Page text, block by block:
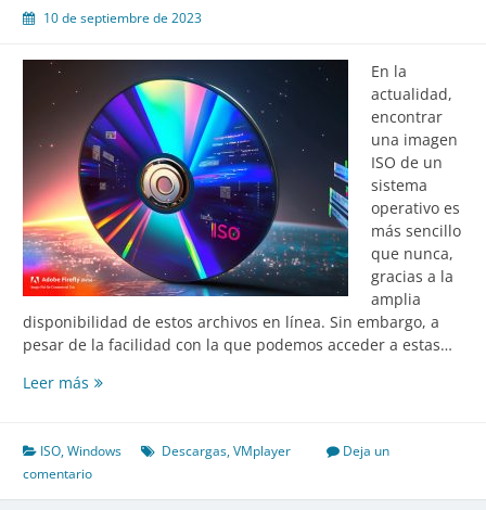
10 de septiembre de 2023
En la
actualidad,
encontrar
una imagen
ISO de un
sistema
operativo es
más sencillo
que nunca,
gracias a la
amplia
disponibilidad de estos archivos en línea. Sin embargo, a
pesar de la facilidad con la que podemos acceder a estas…
Leer más La
Imágenes
ISO
de
ISO,Windows Descargas,VMplayer
Deja un
comentario